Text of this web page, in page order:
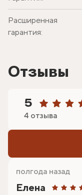
Расширенная
гарантия:
Отзывы
5
4 отзыва
Елена
полгода назад